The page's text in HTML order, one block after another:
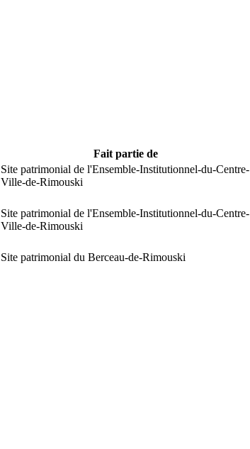
Fait partie de
Site patrimonial de l'Ensemble-Institutionnel-du-Centre-
Ville-de-Rimouski
Site patrimonial de l'Ensemble-Institutionnel-du-Centre-
Ville-de-Rimouski
Site patrimonial du Berceau-de-Rimouski